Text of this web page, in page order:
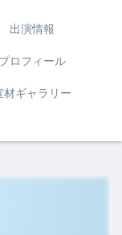
出演情報
プロフィール
材ギャラリー